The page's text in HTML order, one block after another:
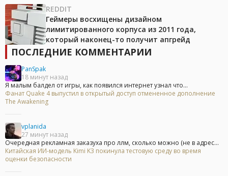
REDDIT
Геймеры восхищены дизайном
лимитированного корпуса из 2011 года,
который наконец-то получит апгрейд
ПОСЛЕДНИЕ КОММЕНТАРИИ
PanSpak
18 минут назад
Я малым балдел от игры, как появился интернет узнал что...
Фанат Quake 4 выпустил в открытый доступ отмененное дополнение
The Awakening
vplanida
27 минут назад
Очередная рекламная заказуха про ллм, сколько можно (не в адрес...
Китайская ИИ-модель Kimi K3 покинула тестовую среду во время
оценки безопасности